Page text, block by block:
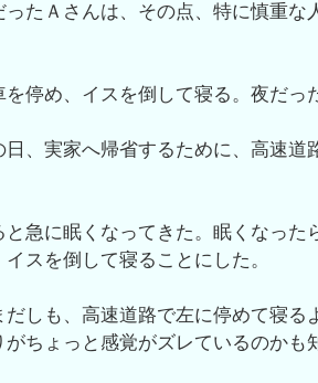
たＡさんは、その点、特に慎重
停め、イスを倒して寝る。夜だっ
、実家へ帰省するために、高速
急に眠くなってきた。眠くなった
スを倒して寝ることにした。
しも、高速道路で左に停めて寝る
ちょっと感覚がズレているのかも